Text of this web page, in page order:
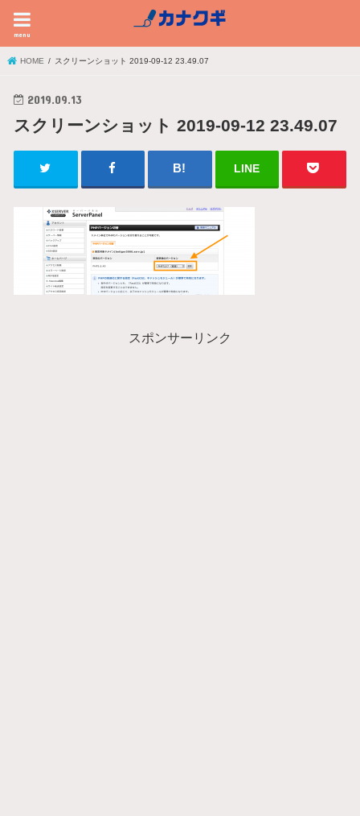
menu
HOME スクリーンショット 2019-09-12 23.49.07
2019.09.13
スクリーンショット 2019-09-12 23.49.07
LINE
スポンサーリンク